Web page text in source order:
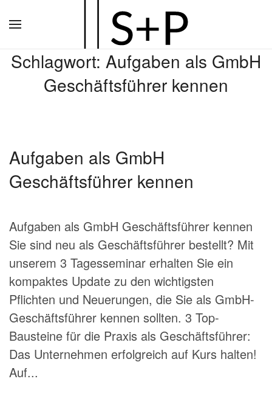
Hauptinhalt
springen
Schlagwort: Aufgaben als GmbH
Geschäftsführer kennen
Aufgaben als GmbH
Geschäftsführer kennen
Aufgaben als GmbH Geschäftsführer kennen
Sie sind neu als Geschäftsführer bestellt? Mit
unserem 3 Tagesseminar erhalten Sie ein
kompaktes Update zu den wichtigsten
Pflichten und Neuerungen, die Sie als GmbH-
Geschäftsführer kennen sollten. 3 Top-
Bausteine für die Praxis als Geschäftsführer:
Das Unternehmen erfolgreich auf Kurs halten!
Auf...